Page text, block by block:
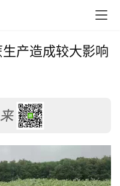
产造成较大影响